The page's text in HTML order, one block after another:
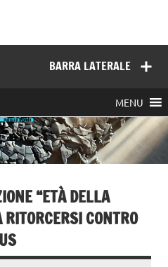
BARRA LATERALE
MENU
“ETÀ DELLA
CONTRO